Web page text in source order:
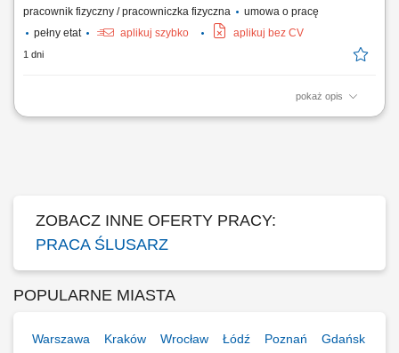
pracownik fizyczny / pracowniczka fizyczna
umowa o pracę
pełny etat
aplikuj szybko aplikuj bez CV
1 dni
pokaż opis
Prace ślusarskie na warsztacie i budowie, Obsługiwanie specjalnych
ZOBACZ INNE OFERTY PRACY:
PRACA ŚLUSARZ
POPULARNE MIASTA
Warszawa Kraków Wrocław Łódź Poznań Gdańsk